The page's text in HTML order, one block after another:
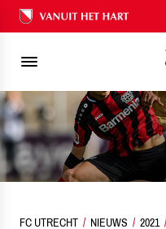
Ons nalatenschap
FC UTRECHT NIEUWS 2021
HIGHLIGHTS |